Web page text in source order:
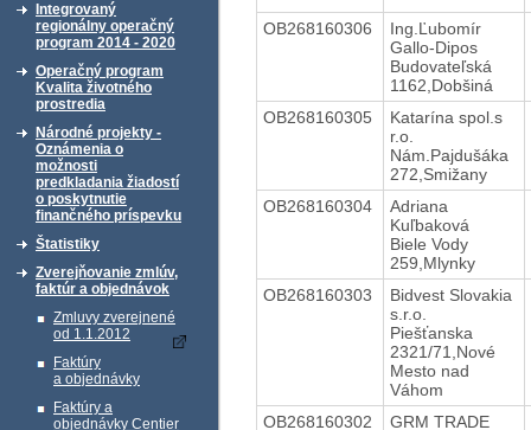
Integrovaný
regionálny operačný
program 2014 - 2020
Operačný program
Kvalita životného
prostredia
Národné projekty -
Oznámenia o
možnosti
predkladania žiadostí
o poskytnutie
finančného príspevku
Štatistiky
Zverejňovanie zmlúv,
faktúr a objednávok
Zmluvy zverejnené
od 1.1.2012
Faktúry
a objednávky
Faktúry a
objednávky Centier
OB268160306
Ing.Ľubomír
Gallo-Dipos
Budovateľská
1162,Dobšiná
OB268160305
Katarína spol.s
r.o.
Nám.Pajdušáka
272,Smižany
OB268160304
Adriana
Kuľbaková
Biele Vody
259,Mlynky
OB268160303
Bidvest Slovakia
s.r.o.
Piešťanska
2321/71,Nové
Mesto nad
Váhom
OB268160302
GRM TRADE